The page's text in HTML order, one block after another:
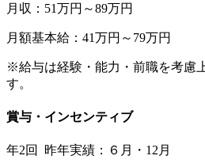
月収：51万円～89万円
月額基本給：41万円～79万円
※給与は経験・能力・前職を考慮
す。
賞与・インセンティブ
年2回 昨年実績：６月・12月